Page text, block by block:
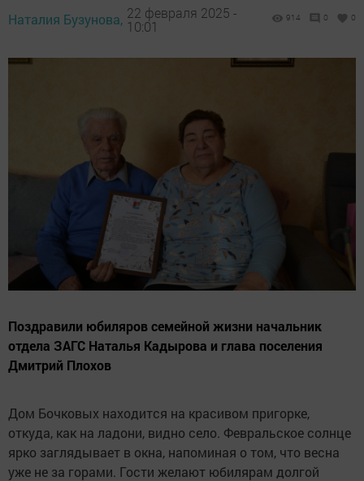
Наталия Бузунова, 22 февраля 2025 -
10:01
914 0 0
Поздравили юбиляров семейной жизни начальник
отдела ЗАГС Наталья Кадырова и глава поселения
Дмитрий Плохов
Дом Бочковых находится на красивом пригорке,
откуда, как на ладони, видно село. Февральское солнце
ярко заглядывает в окна, напоминая о том, что весна
уже не за горами. Гости желают юбилярам долгой